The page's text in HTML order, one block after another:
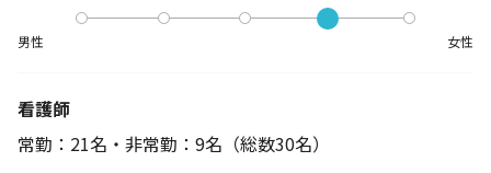
男性 女性
看護師
常勤：21名・非常勤：9名 （総数30名）